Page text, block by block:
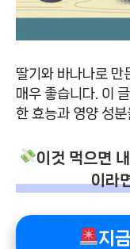
딸기와 바나나로 만
매우 좋습니다. 이
한 효능과 영양 성
이것 먹으면
이라
지